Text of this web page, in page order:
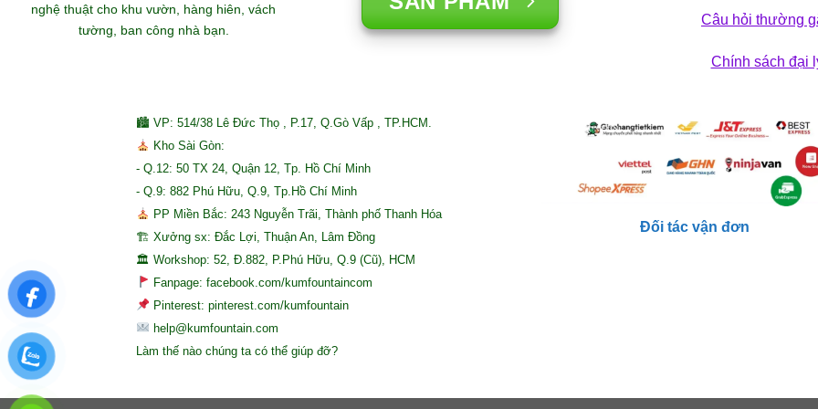
nghệ thuật cho khu vườn, hàng hiên, vách
tường, ban công nhà bạn.
Câu hỏi thường
Chính sách đại
sống
🏙 VP: 514/38 Lê Đức Thọ , P.17, Q.Gò Vấp , TP.HCM.
Kho Sài Gòn:
- Q.12: 50 TX 24, Quận 12, Tp. Hồ Chí Minh
- Q.9: 882 Phú Hữu, Q.9, Tp.Hồ Chí Minh
PP Miền Bắc: 243 Nguyễn Trãi, Thành phố Thanh Hóa
🏗 Xưởng sx: Đắc Lợi, Thuận An, Lâm Đồng
🏛 Workshop: 52, Đ.882, P.Phú Hữu, Q.9 (Cũ), HCM
Fanpage: facebook.com/kumfountaincom
Pinterest: pinterest.com/kumfountain
help@kumfountain.com
Làm thế nào chúng ta có thể giúp đỡ?
Đối tác vận đơn